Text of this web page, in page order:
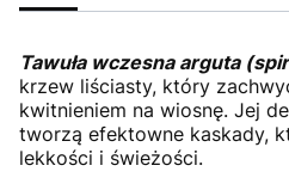
Tawuła wczesna arguta
krzew liściasty, który
kwitnieniem na wiosnę. Jej
tworzą efektowne kaskady,
lekkości i świeżości.